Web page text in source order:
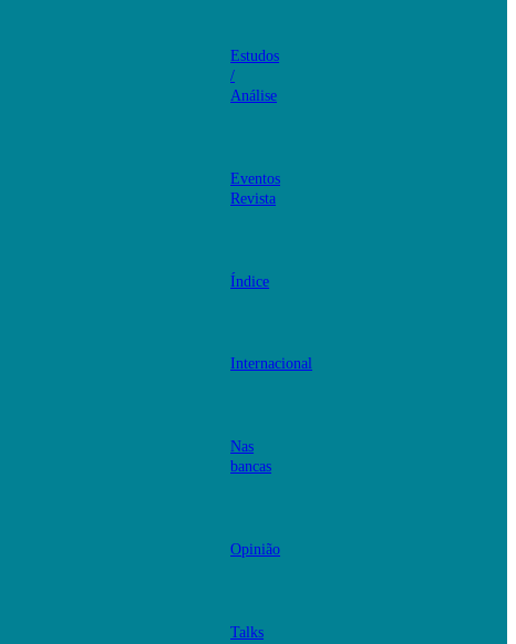
Estudos
/
Análise
Eventos
Revista
Índice
Internacional
Nas
bancas
Opinião
Talks